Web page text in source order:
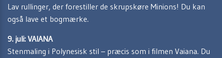
Lav rullinger, der forestiller de skrupskøre Minions! Du kan
også lave et bogmærke.
9. juli: VAIANA
Stenmaling i Polynesisk stil – præcis som i filmen Vaiana. Du